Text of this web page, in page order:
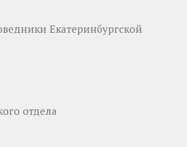
Екатеринбургской
отдела